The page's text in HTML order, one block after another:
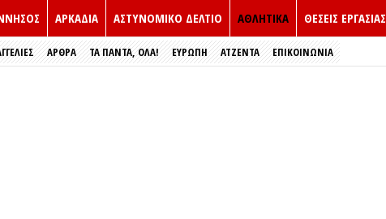
ΑΡΚΑΔΙΑ ΑΣΤΥΝΟΜΙΚΟ ΔΕΛΤΙΟ ΑΘΛΗΤΙΚΑ ΘΕΣΕΙΣ ΕΡΓΑΣΙΑΣ
ΑΡΘΡΑ ΤΑ ΠΑΝΤΑ, ΟΛΑ! ΕΥΡΏΠΗ ΑΤΖΕΝΤΑ ΕΠΙΚΟΙΝΩΝΙΑ